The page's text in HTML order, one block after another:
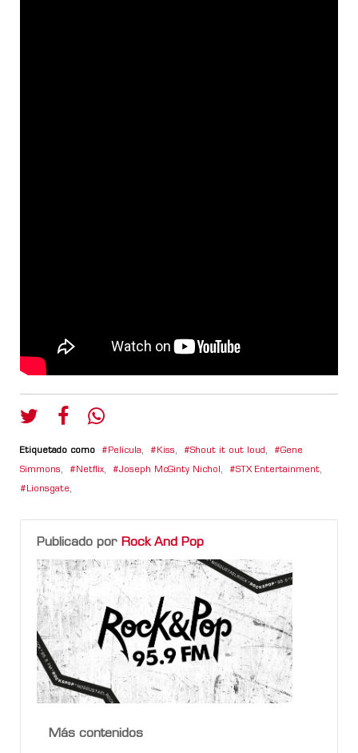
Etiquetado como Película, Kiss, Shout it out loud , Gene
Simmons, Netflix, Joseph McGinty Nichol , STX Entertainment,
Lionsgate,
Publicado por Rock And Pop
Más contenidos